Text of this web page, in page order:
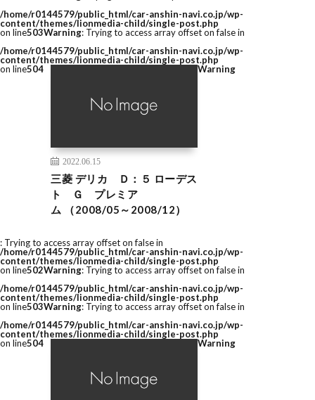
/home/r0144579/public_html/car-anshin-navi.co.jp/wp-
content/themes/lionmedia-child/single-post.php
on line503Warning: Trying to access array offset on false in
/home/r0144579/public_html/car-anshin-navi.co.jp/wp-
content/themes/lionmedia-child/single-post.php
on line504
2022.06.15
三菱 デリカ Ｄ：５ ローデス
ト Ｇ プレミア
ム （2008/05～2008/12）
Warning
: Trying to access array offset on false in
/home/r0144579/public_html/car-anshin-navi.co.jp/wp-
content/themes/lionmedia-child/single-post.php
on line502Warning: Trying to access array offset on false in
/home/r0144579/public_html/car-anshin-navi.co.jp/wp-
content/themes/lionmedia-child/single-post.php
on line503Warning: Trying to access array offset on false in
/home/r0144579/public_html/car-anshin-navi.co.jp/wp-
content/themes/lionmedia-child/single-post.php
on line504 Warning